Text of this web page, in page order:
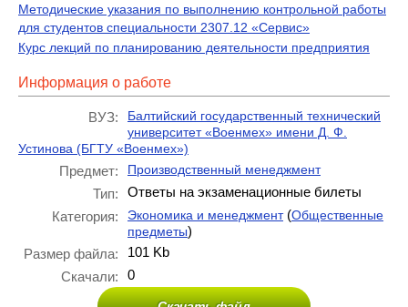
Методические указания по выполнению контрольной работы
для студентов специальности 2307.12 «Сервис»
Курс лекций по планированию деятельности предприятия
Информация о работе
ВУЗ:
Балтийский государственный технический
университет «Военмех» имени Д. Ф.
Устинова (БГТУ «Военмех»)
Предмет: Производственный менеджмент
Тип:
Ответы на экзаменационные билеты
Категория:
Экономика и менеджмент(Общественные
предметы)
Размер файла:
101 Kb
Скачали:
0